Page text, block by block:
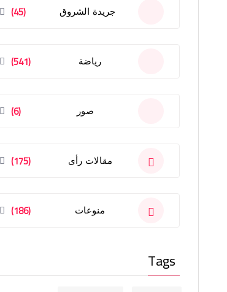
جريدة الشروق (45)
رياضة (541)
صور (6)
مقالات رأى (175)
منوعات (186)
Tags